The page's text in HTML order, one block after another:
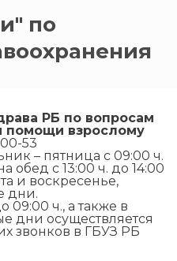
по
РБ по вопросам
помощи взрослому
53
– пятница с 09:00 ч.
обед с 13:00 ч. до 14:00
и воскресенье,
дни.
09:00 ч., а также в
дни осуществляется
звонков в ГБУЗ РБ